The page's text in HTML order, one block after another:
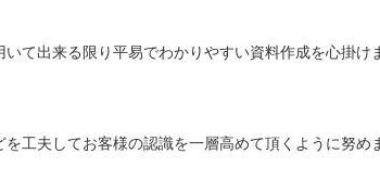
て出来る限り平易でわかりやすい資料作成を心掛け
工夫してお客様の認識を一層高めて頂くように努め